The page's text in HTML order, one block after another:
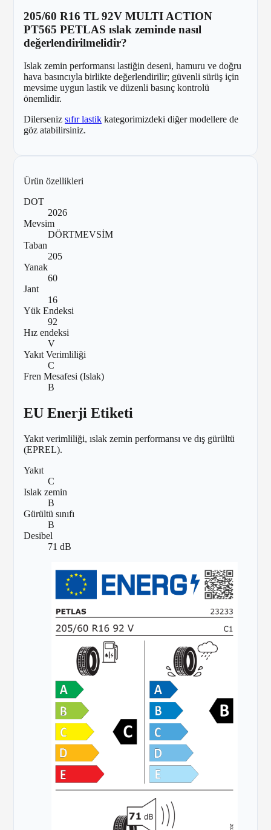
205/60 R16 TL 92V MULTI ACTION
PT565 PETLAS ıslak zeminde nasıl
değerlendirilmelidir?
Islak zemin performansı lastiğin deseni, hamuru ve doğru
hava basıncıyla birlikte değerlendirilir; güvenli sürüş için
mevsime uygun lastik ve düzenli basınç kontrolü
önemlidir.
Dilerseniz sıfır lastik kategorimizdeki diğer modellere de
göz atabilirsiniz.
Ürün özellikleri
DOT
2026
Mevsim
DÖRTMEVSİM
Taban
205
Yanak
60
Jant
16
Yük Endeksi
92
Hız endeksi
V
Yakıt Verimliliği
C
Fren Mesafesi (Islak)
B
EU Enerji Etiketi
Yakıt verimliliği, ıslak zemin performansı ve dış gürültü
(EPREL).
Yakıt
C
Islak zemin
B
Gürültü sınıfı
B
Desibel
71 dB